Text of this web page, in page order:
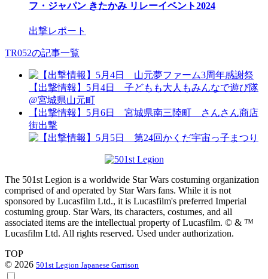
フ・ジャパン きたかみ リレーイベント2024
出撃レポート
TR052の記事一覧
【出撃情報】5月4日 子どもも大人もみんなで遊び隊
@宮城県山元町
【出撃情報】5月6日 宮城県南三陸町 さんさん商店
街出撃
The 501st Legion is a worldwide Star Wars costuming organization
comprised of and operated by Star Wars fans. While it is not
sponsored by Lucasfilm Ltd., it is Lucasfilm's preferred Imperial
costuming group. Star Wars, its characters, costumes, and all
associated items are the intellectual property of Lucasfilm. © & ™
Lucasfilm Ltd. All rights reserved. Used under authorization.
TOP
© 2026 501st Legion Japanese Garrison